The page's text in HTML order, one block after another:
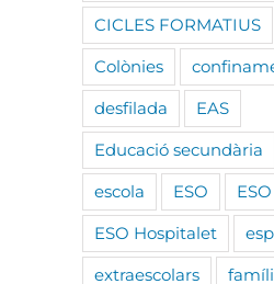
CICLES FORMATIUS
Colònies
desfilada
EAS
Educació secundària
escola
ESO
ESO Hospitalet
extraescolars